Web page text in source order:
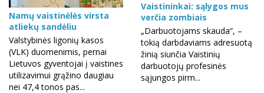
Namų vaistinėlės virsta
atliekų sandėliu
Valstybinės ligonių kasos
(VLK) duomenimis, pernai
Lietuvos gyventojai į vaistines
utilizavimui grąžino daugiau
nei 47,4 tonos pas...
Vaistininkai: sąlygos mus
verčia zombiais
„Darbuotojams skauda“, –
tokią darbdaviams adresuotą
žinią siunčia Vaistinių
darbuotojų profesinės
sąjungos pirm...